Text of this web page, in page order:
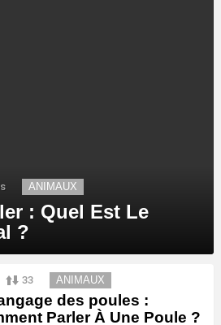
ANIMAUX
: Quel Est Le
?
33 ANIMAUX
des poules :
Parler À Une Poule ?